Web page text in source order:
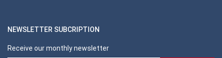
NEWSLETTER SUBCRIPTION
Receive our monthly newsletter